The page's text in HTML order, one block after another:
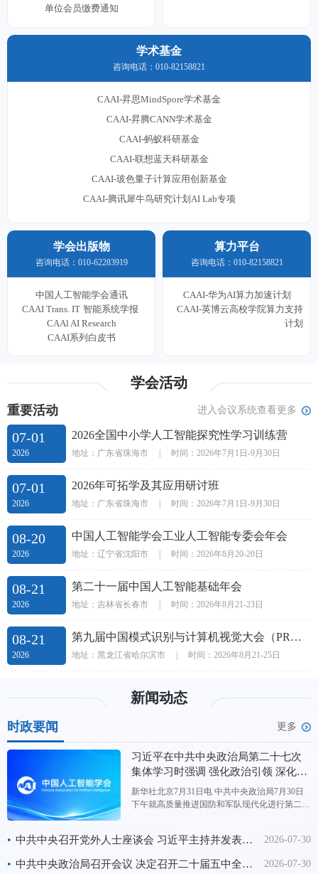
单位会员缴费通知
学术基金
咨询电话：010-82158821
CAAI-昇思MindSpore学术基金
CAAI-昇腾CANN学术基金
CAAI-蚂蚁科研基金
CAAI-联想蓝天科研基金
CAAI-玻色量子计算应用创新基金
CAAI-腾讯犀牛鸟研究计划AI Lab专项
学会出版物
咨询电话：010-62283919
中国人工智能学会通讯
CAAI Trans. IT 智能系统学报
CAAl AI Research
CAAI系列白皮书
算力平台
咨询电话：010-82158821
CAAI-华为AI算力加速计划
CAAI-英博云高校学院算力支持
计划
学会活动
重要活动 进入会议系统查看更多
07-01
2026
2026全国中小学人工智能探究性学习训练营
地址：广东省珠海市 | 时间：2026年7月1日-9月30日
07-01
2026
2026年可拓学及其应用研讨班
地址：广东省珠海市 | 时间：2026年7月1日-9月30日
08-20
2026
中国人工智能学会工业人工智能专委会年会
地址：辽宁省沈阳市 | 时间：2026年8月20-20日
08-21
2026
第二十一届中国人工智能基础年会
地址：吉林省长春市 | 时间：2026年8月21-23日
08-21
2026
第九届中国模式识别与计算机视觉大会（PRCV 2026）
地址：黑龙江省哈尔滨市 | 时间：2026年8月21-25日
新闻动态
时政要闻 更多
习近平在中共中央政治局第二十七次
集体学习时强调 强化政治引领 深化创
新发展 高质量推进国防和军队现代化
新华社北京7月31日电 中共中央政治局7月30日
下午就高质量推进国防和军队现代化进行第二十
特色社会主义思想为指导，深入贯彻新时代强军
进国防和军队现代化，
• 中共中央召开党外人士座谈会 习近平主持并发表重要讲话 2026-07-30
• 中共中央政治局召开会议 决定召开二十届五中全会 分析研究当前经济形势和经济工作 中共中央总书记习近平主持会议 2026-07-30